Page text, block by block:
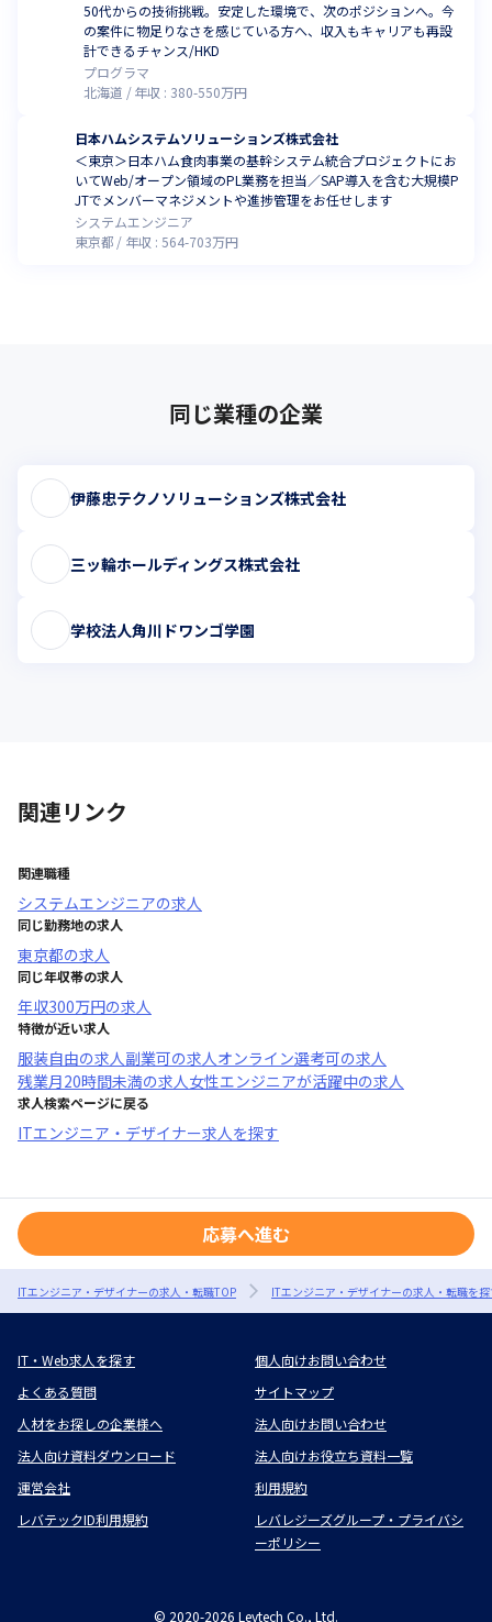
50代からの技術挑戦。安定した環境で、次のポジションへ。今
の案件に物足りなさを感じている方へ、収入もキャリアも再設
計できるチャンス/HKD
プログラマ
北海道
年収 : 380-550万円
日本ハムシステムソリューションズ株式会社
＜東京＞日本ハム食肉事業の基幹システム統合プロジェクトにお
いてWeb/オープン領域のPL業務を担当／SAP導入を含む大規模P
JTでメンバーマネジメントや進捗管理をお任せします
システムエンジニア
東京都
年収 : 564-703万円
同じ業種の企業
伊藤忠テクノソリューションズ株式会社
三ッ輪ホールディングス株式会社
学校法人角川ドワンゴ学園
関連リンク
関連職種
システムエンジニアの求人
同じ勤務地の求人
東京都の求人
同じ年収帯の求人
年収300万円の求人
特徴が近い求人
服装自由の求人副業可の求人オンライン選考可の求人
残業月20時間未満の求人女性エンジニアが活躍中の求人
求人検索ページに戻る
ITエンジニア・デザイナー求人を探す
応募へ進む
ITエンジニア・デザイナーの求人・転職TOP ITエンジニア・デザイナーの求人・転職を
IT・Web求人を探す
個人向けお問い合わせ
よくある質問
サイトマップ
人材をお探しの企業様へ
法人向けお問い合わせ
法人向け資料ダウンロード
法人向けお役立ち資料一覧
運営会社
利用規約
レバテックID利用規約
レバレジーズグループ・プライバシ
ーポリシー
© 2020-2026 Levtech Co., Ltd.